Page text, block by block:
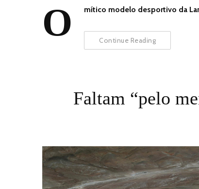
O mítico modelo desportivo da
Continue Reading
Faltam “pelo